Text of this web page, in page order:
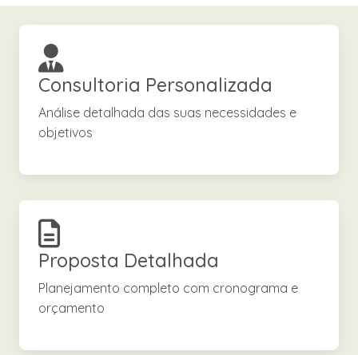
Consultoria Personalizada
Análise detalhada das suas necessidades e
objetivos
Proposta Detalhada
Planejamento completo com cronograma e
orçamento